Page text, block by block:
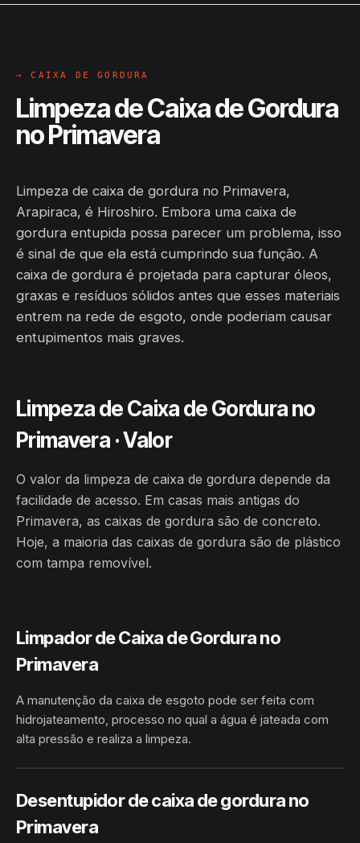
→ CAIXA DE GORDURA
Limpeza de Caixa de Gordura
no Primavera
Limpeza de caixa de gordura no Primavera,
Arapiraca, é Hiroshiro. Embora uma caixa de
gordura entupida possa parecer um problema, isso
é sinal de que ela está cumprindo sua função. A
caixa de gordura é projetada para capturar óleos,
graxas e resíduos sólidos antes que esses materiais
entrem na rede de esgoto, onde poderiam causar
entupimentos mais graves.
Limpeza de Caixa de Gordura no
Primavera · Valor
O valor da limpeza de caixa de gordura depende da
facilidade de acesso. Em casas mais antigas do
Primavera, as caixas de gordura são de concreto.
Hoje, a maioria das caixas de gordura são de plástico
com tampa removível.
Limpador de Caixa de Gordura no
Primavera
A manutenção da caixa de esgoto pode ser feita com
hidrojateamento, processo no qual a água é jateada com
alta pressão e realiza a limpeza.
HIDROJATEAMENTO PRIMAVERA · ARAPIRACA/AL
Desentupidor de caixa de gordura no
Primavera